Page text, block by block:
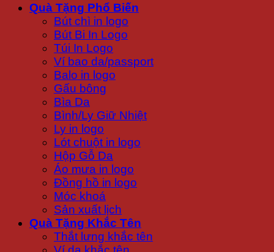
Quà Tặng Phổ Biến
Bút chì in logo
Bút Bi In Logo
Túi In Logo
Ví bao da/passport
Balo in logo
Gấu bông
Bìa Da
Bình/Ly Giữ Nhiệt
Ly in logo
Lót chuột in logo
Hộp Gỗ Da
Áo mưa in logo
Đồng hồ in logo
Móc khoá
Sản xuất lịch
Quà Tặng Khắc Tên
Thắt lưng khắc tên